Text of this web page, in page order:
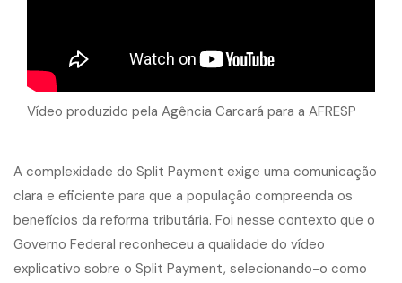
Vídeo produzido pela Agência Carcará para a AFRESP
A complexidade do Split Payment exige uma comunicação
clara e eficiente para que a população compreenda os
benefícios da reforma tributária. Foi nesse contexto que o
Governo Federal reconheceu a qualidade do vídeo
explicativo sobre o Split Payment, selecionando-o como